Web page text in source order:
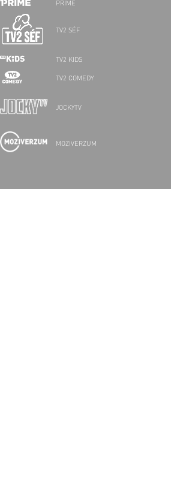
PRIME
TV2 SÉF
TV2 KIDS
TV2 COMEDY
JOCKYTV
MOZIVERZUM